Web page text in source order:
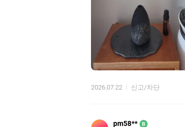
2026.07.22 신고/차단
pm58** B